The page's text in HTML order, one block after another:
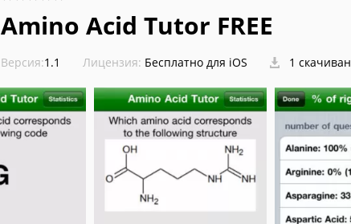
Amino Acid Tutor FREE
Версия:1.1 Лицензия: Бесплатно для iOS 1